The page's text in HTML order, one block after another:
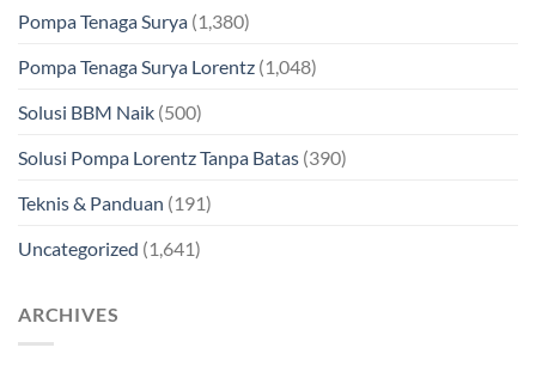
Pompa Tenaga Surya (1,380)
Pompa Tenaga Surya Lorentz (1,048)
Solusi BBM Naik (500)
Solusi Pompa Lorentz Tanpa Batas (390)
Teknis & Panduan (191)
Uncategorized (1,641)
ARCHIVES